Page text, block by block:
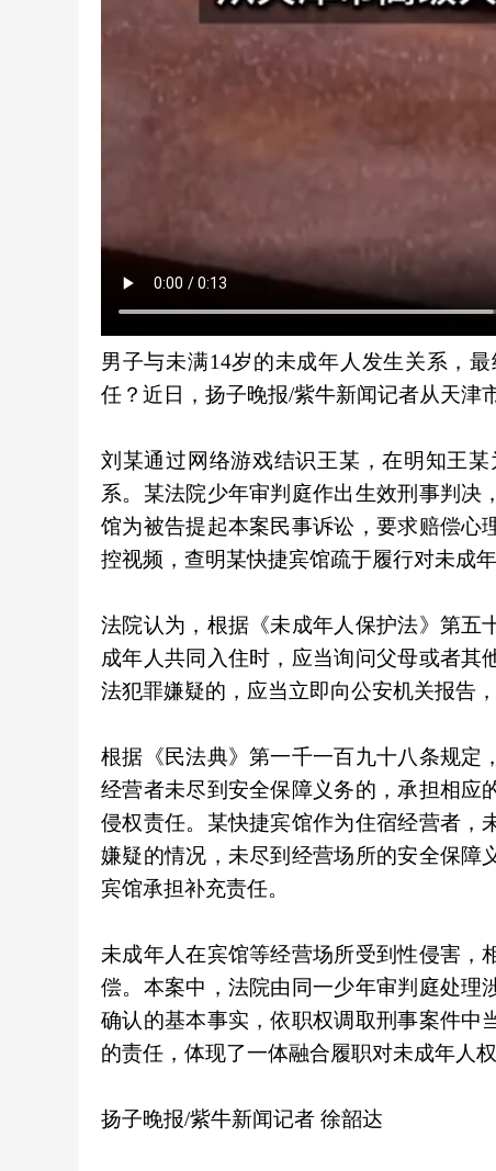
男子与未满14岁的未成年人发生关系，
任？近日，扬子晚报/紫牛新闻记者从天津
刘某通过网络游戏结识王某，在明知王
系。某法院少年审判庭作出生效刑事判决
馆为被告提起本案民事诉讼，要求赔偿心
控视频，查明某快捷宾馆疏于履行对未成
法院认为，根据《未成年人保护法》第五
成年人共同入住时，应当询问父母或者其
法犯罪嫌疑的，应当立即向公安机关报告
根据《民法典》第一千一百九十八条规定
经营者未尽到安全保障义务的，承担相应
侵权责任。某快捷宾馆作为住宿经营者，
嫌疑的情况，未尽到经营场所的安全保障
宾馆承担补充责任。
未成年人在宾馆等经营场所受到性侵害，
偿。本案中，法院由同一少年审判庭处理
确认的基本事实，依职权调取刑事案件中
的责任，体现了一体融合履职对未成年人
扬子晚报/紫牛新闻记者 徐韶达